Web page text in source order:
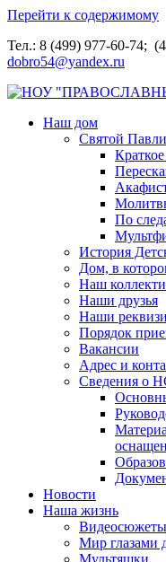
Перейти к содержимому
Тел.: 8 (499) 977-60-74;
dobro54@yandex.ru
НОУНаш дом
Святой
По
История
Дом, в
Наш
Наши друзья
Наши
Порядок
Вакансии
Адрес и
Сведения о
Новости
Наша жизнь
Видеосюжеты
Мир глазами
Мультяшки